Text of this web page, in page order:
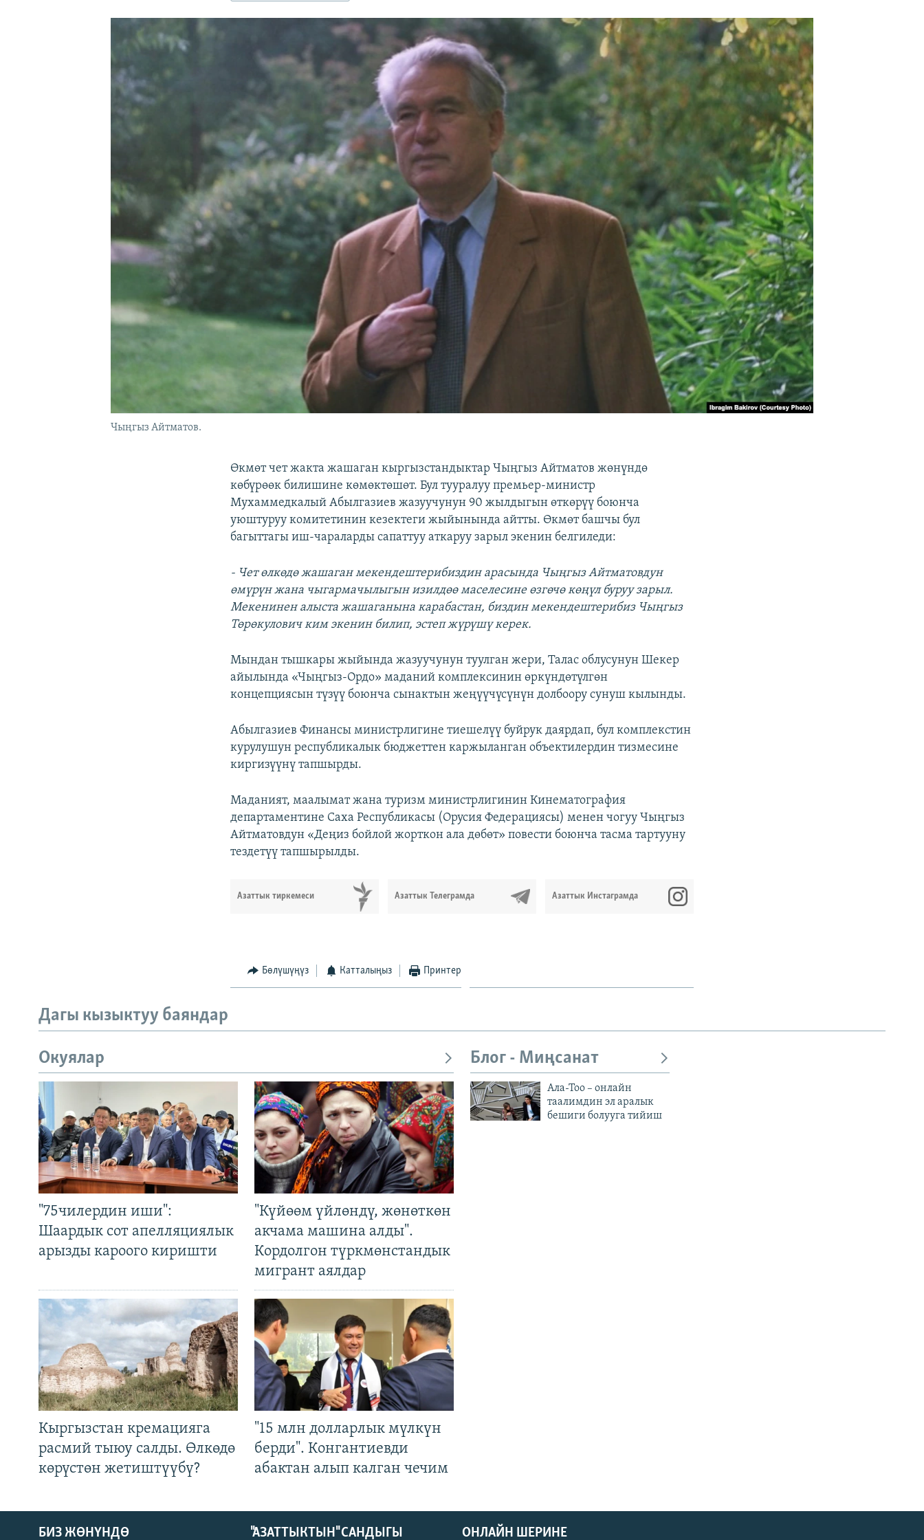
Чыңгыз Айтматов.
Өкмөт чет жакта жашаган кыргызстандыктар Чыңгыз Айтматов жөнүндө
көбүрөөк билишине көмөктөшөт. Бул тууралуу премьер-министр
Мухаммедкалый Абылгазиев жазуучунун 90 жылдыгын өткөрүү боюнча
уюштуруу комитетинин кезектеги жыйынында айтты. Өкмөт башчы бул
багыттагы иш-чараларды сапаттуу аткаруу зарыл экенин белгиледи:
- Чет өлкөдө жашаган мекендештерибиздин арасында Чыңгыз Айтматовдун
өмүрүн жана чыгармачылыгын изилдөө маселесине өзгөчө көңүл буруу зарыл.
Мекенинен алыста жашаганына карабастан, биздин мекендештерибиз Чыңгыз
Төрөкулович ким экенин билип, эстеп жүрүшү керек.
Мындан тышкары жыйында жазуучунун туулган жери, Талас облусунун Шекер
айылында «Чыңгыз-Ордо» маданий комплексинин өркүндөтүлгөн
концепциясын түзүү боюнча сынактын жеңүүчүсүнүн долбоору сунуш кылынды.
Абылгазиев Финансы министрлигине тиешелүү буйрук даярдап, бул комплекстин
курулушун республикалык бюджеттен каржыланган объектилердин тизмесине
киргизүүнү тапшырды.
Маданият, маалымат жана туризм министрлигинин Кинематография
департаментине Саха Республикасы (Орусия Федерациясы) менен чогуу Чыңгыз
Айтматовдун «Деңиз бойлой жорткон ала дөбөт» повести боюнча тасма тартууну
тездетүү тапшырылды.
Азаттык тиркемеси Азаттык Телеграмда Азаттык Инстаграмда
Бөлүшүңүз Катталыңыз Принтер
Дагы кызыктуу баяндар
Окуялар
"75чилердин иши":
Шаардык сот апелляциялык
арызды кароого киришти
"Күйөөм үйлөндү, жөнөткөн
акчама машина алды".
Кордолгон түркмөнстандык
мигрант аялдар
Кыргызстан кремацияга
расмий тыюу салды. Өлкөдө
көрүстөн жетиштүүбү?
"15 млн долларлык мүлкүн
берди". Конгантиевди
абактан алып калган чечим
Блог - Миңсанат
Ала-Тоо – онлайн
таалимдин эл аралык
бешиги болууга тийиш
ОНЛАЙН ШЕРИНЕ
БИЗ ЖӨНҮНДӨ "АЗАТТЫКТЫН" САНДЫГЫ